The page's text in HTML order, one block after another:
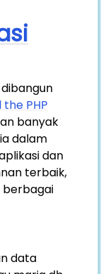
the PHP
banyak
dalam
dan
terbaik,
berbagai
data